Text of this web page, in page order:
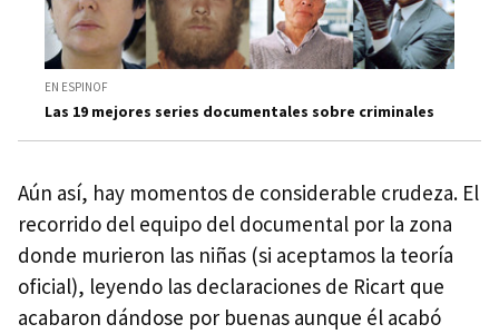
EN ESPINOF
Las 19 mejores series documentales sobre criminales
Aún así, hay momentos de considerable crudeza. El
recorrido del equipo del documental por la zona
donde murieron las niñas (si aceptamos la teoría
oficial), leyendo las declaraciones de Ricart que
acabaron dándose por buenas aunque él acabó